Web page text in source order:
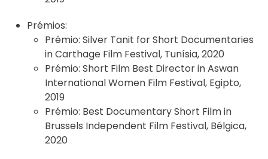
Prémios:
Prémio: Silver Tanit for Short Documentaries
in Carthage Film Festival, Tunísia, 2020
Prémio: Short Film Best Director in Aswan
International Women Film Festival, Egipto,
2019
Prémio: Best Documentary Short Film in
Brussels Independent Film Festival, Bélgica,
2020